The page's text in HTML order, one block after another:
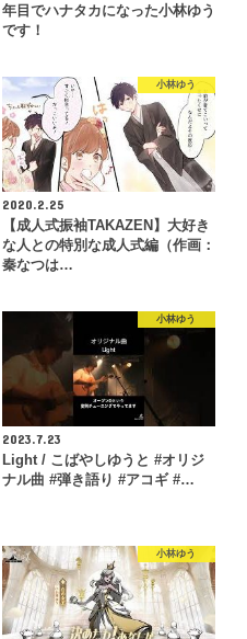
年目でハナタカになった小林ゆう
です！
小林ゆう
2020.2.25
【成人式振袖TAKAZEN】大好き
な人との特別な成人式編（作画：
秦なつは…
小林ゆう
2023.7.23
Light / こばやしゆうと #オリジ
ナル曲 #弾き語り #アコギ #…
小林ゆう